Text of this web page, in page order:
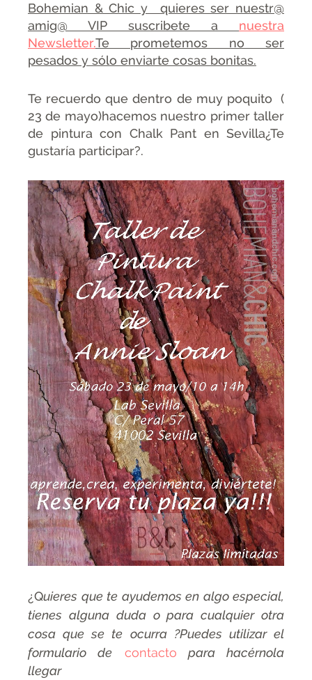
Bohemian & Chic y quieres ser nuestr@
amig@ VIP suscribete a nuestra
Newsletter.Te prometemos no ser
pesados y sólo enviarte cosas bonitas.
Te recuerdo que dentro de muy poquito (
23 de mayo)hacemos nuestro primer taller
de pintura con Chalk Pant en Sevilla¿Te
gustaría participar?.
¿Quieres que te ayudemos en algo especial,
tienes alguna duda o para cualquier otra
cosa que se te ocurra ?Puedes utilizar el
formulario de contacto para hacérnola
llegar